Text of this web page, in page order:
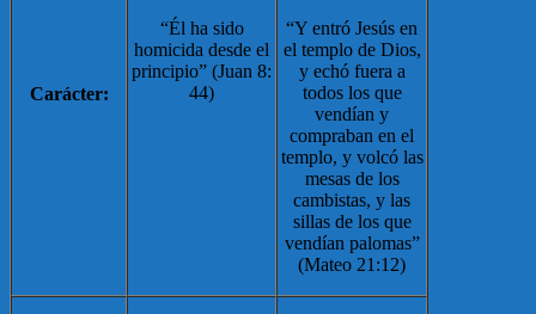
Carácter:
“Él ha sido
homicida desde el
principio” (Juan 8:
44)
“Y entró Jesús en
el templo de Dios,
y echó fuera a
todos los que
vendían y
compraban en el
templo, y volcó las
mesas de los
cambistas, y las
sillas de los que
vendían palomas”
(Mateo 21:12)